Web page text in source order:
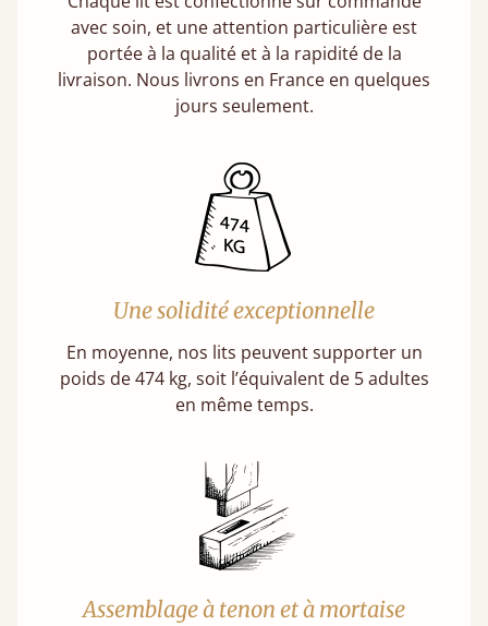
avec soin, et une attention particulière est
portée à la qualité et à la rapidité de la
livraison. Nous livrons en France en quelques
jours seulement.
Une solidité exceptionnelle
En moyenne, nos lits peuvent supporter un
poids de 474 kg, soit l’équivalent de 5 adultes
en même temps.
Assemblage à tenon et à mortaise